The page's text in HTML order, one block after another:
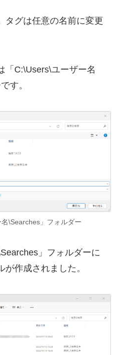
グは任意の名前に変更
「C:\Users\ユーザー名
す。
名\Searches」フォルダー
」フォルダーに
が作成されました。